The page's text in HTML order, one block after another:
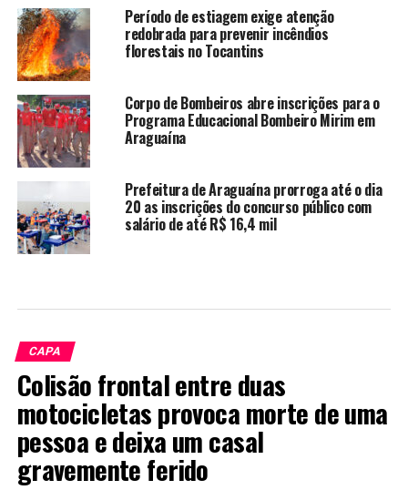
Período de estiagem exige atenção
redobrada para prevenir incêndios
florestais no Tocantins
Corpo de Bombeiros abre inscrições para o
Programa Educacional Bombeiro Mirim em
Araguaína
Prefeitura de Araguaína prorroga até o dia
20 as inscrições do concurso público com
salário de até R$ 16,4 mil
CAPA
Colisão frontal entre duas
motocicletas provoca morte de uma
pessoa e deixa um casal
gravemente ferido